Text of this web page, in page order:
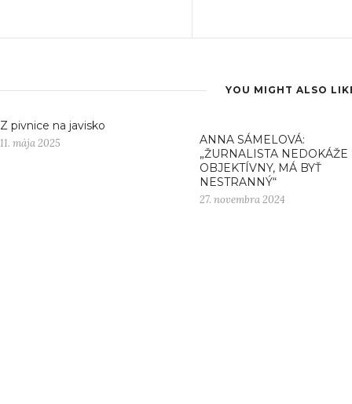
YOU MIGHT ALSO
Z pivnice na javisko
11. mája 2025
ANNA SÁMELOVÁ:
„ŽURNALISTA NEDOKÁŽE
OBJEKTÍVNY, MÁ BYŤ
NESTRANNÝ“
27. novembra 2024